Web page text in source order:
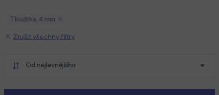
Tloušťka: 4 mm
Zrušit všechny filtry
Od nejlevnějšího